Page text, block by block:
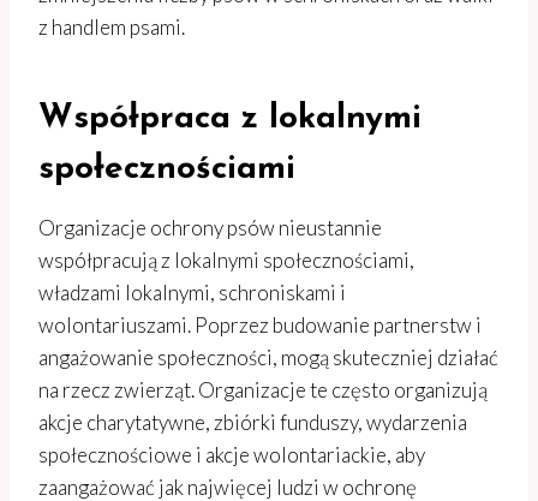
z handlem psami.
Współpraca z lokalnymi
społecznościami
Organizacje ochrony psów nieustannie
współpracują z lokalnymi społecznościami,
władzami lokalnymi, schroniskami i
wolontariuszami. Poprzez budowanie partnerstw i
angażowanie społeczności, mogą skuteczniej działać
na rzecz zwierząt. Organizacje te często organizują
akcje charytatywne, zbiórki funduszy, wydarzenia
społecznościowe i akcje wolontariackie, aby
zaangażować jak najwięcej ludzi w ochronę